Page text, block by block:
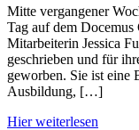
Mitte vergangener
Tag auf dem
Mitarbeiterin Jessica
geschrieben und für
geworben. Sie ist eine
Ausbildung, […]
Hier weiterlesen